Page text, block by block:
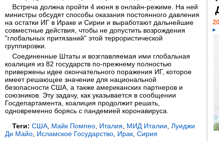
Встреча должна пройти 4 июня в онлайн-режиме. На ней
министры обсудят способы оказания постоянного давления
на остатки ИГ в Ираке и Сирии и выработают дальнейшие
совместные действия, чтобы не допустить возрождения
"глобальных притязаний" этой террористической
группировки.
Соединенные Штаты и возглавляемая ими глобальная
коалиция из 82 государств по-прежнему полностью
привержены идее окончательного поражения ИГ, которое
имеет решающее значение для национальной
безопасности США, а также американских партнеров и
союзников. Эту задачу, как указывается в сообщении
Госдепартамента, коалиция продолжит решать,
одновременно борясь с пандемией коронавируса.
Теги: США Майк Помпео Италия МИД Италии Луиджи
Ди Майо Исламское Государство Ирак Сирия